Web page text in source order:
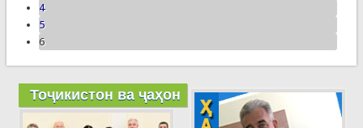
4
5
6
Тоҷикистон ва ҷаҳон